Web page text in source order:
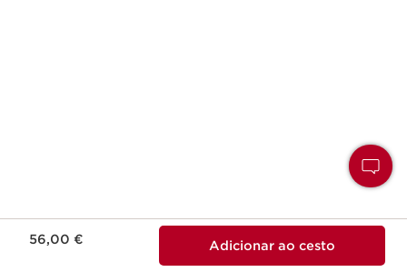
56,00 € Adicionar ao cesto